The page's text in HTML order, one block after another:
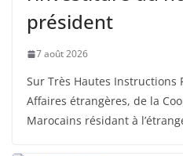
président
7 août 2026
Sur Très Hautes Instructions
Affaires étrangères, de la
Marocains résidant à